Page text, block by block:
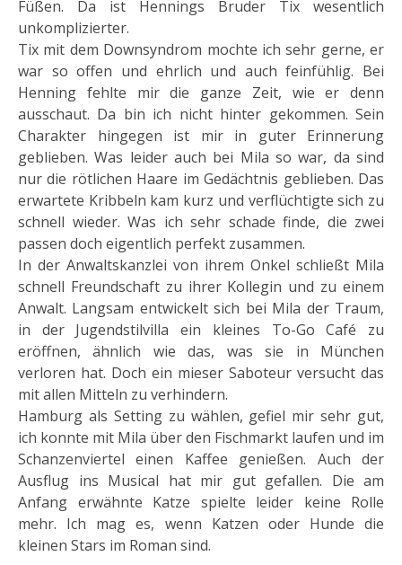
Füßen. Da ist Hennings Bruder Tix wesentlich
unkomplizierter.
Tix mit dem Downsyndrom mochte ich sehr gerne, er
war so offen und ehrlich und auch feinfühlig. Bei
Henning fehlte mir die ganze Zeit, wie er denn
ausschaut. Da bin ich nicht hinter gekommen. Sein
Charakter hingegen ist mir in guter Erinnerung
geblieben. Was leider auch bei Mila so war, da sind
nur die rötlichen Haare im Gedächtnis geblieben. Das
erwartete Kribbeln kam kurz und verflüchtigte sich zu
schnell wieder. Was ich sehr schade finde, die zwei
passen doch eigentlich perfekt zusammen.
In der Anwaltskanzlei von ihrem Onkel schließt Mila
schnell Freundschaft zu ihrer Kollegin und zu einem
Anwalt. Langsam entwickelt sich bei Mila der Traum,
in der Jugendstilvilla ein kleines To-Go Café zu
eröffnen, ähnlich wie das, was sie in München
verloren hat. Doch ein mieser Saboteur versucht das
mit allen Mitteln zu verhindern.
Hamburg als Setting zu wählen, gefiel mir sehr gut,
ich konnte mit Mila über den Fischmarkt laufen und im
Schanzenviertel einen Kaffee genießen. Auch der
Ausflug ins Musical hat mir gut gefallen. Die am
Anfang erwähnte Katze spielte leider keine Rolle
mehr. Ich mag es, wenn Katzen oder Hunde die
kleinen Stars im Roman sind.